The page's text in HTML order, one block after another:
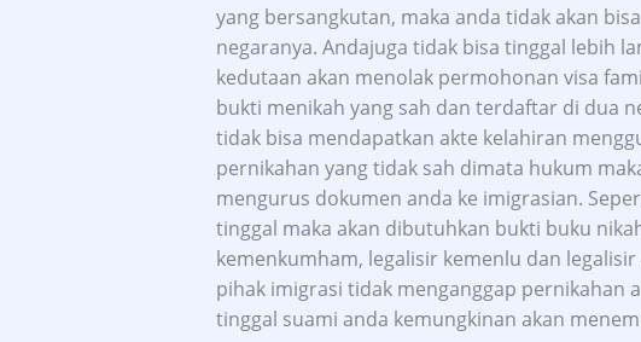
yang bersangkutan, maka anda tidak akan
negaranya. Andajuga tidak bisa tinggal lebih
kedutaan akan menolak permohonan visa
bukti menikah yang sah dan terdaftar di dua
tidak bisa mendapatkan akte kelahiran
pernikahan yang tidak sah dimata hukum
mengurus dokumen anda ke imigrasian.
tinggal maka akan dibutuhkan bukti buku
kemenkumham, legalisir kemenlu dan
pihak imigrasi tidak menganggap pernikahan
tinggal suami anda kemungkinan akan